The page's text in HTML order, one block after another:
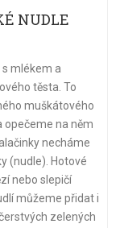
NUDLE
mlékem a
těsta. To
muškátového
opečeme na něm
necháme
(nudle). Hotové
nebo slepičí
můžeme přidat i
zelených